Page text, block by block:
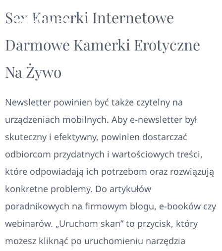
Sex Kamerki Internetowe
Darmowe Kamerki Erotyczne
Na Żywo
Newsletter powinien być także czytelny na
urządzeniach mobilnych. Aby e-newsletter był
skuteczny i efektywny, powinien dostarczać
odbiorcom przydatnych i wartościowych treści,
które odpowiadają ich potrzebom oraz rozwiązują
konkretne problemy. Do artykułów
poradnikowych na firmowym blogu, e-booków czy
webinarów. „Uruchom skan” to przycisk, który
możesz kliknąć po uruchomieniu narzędzia